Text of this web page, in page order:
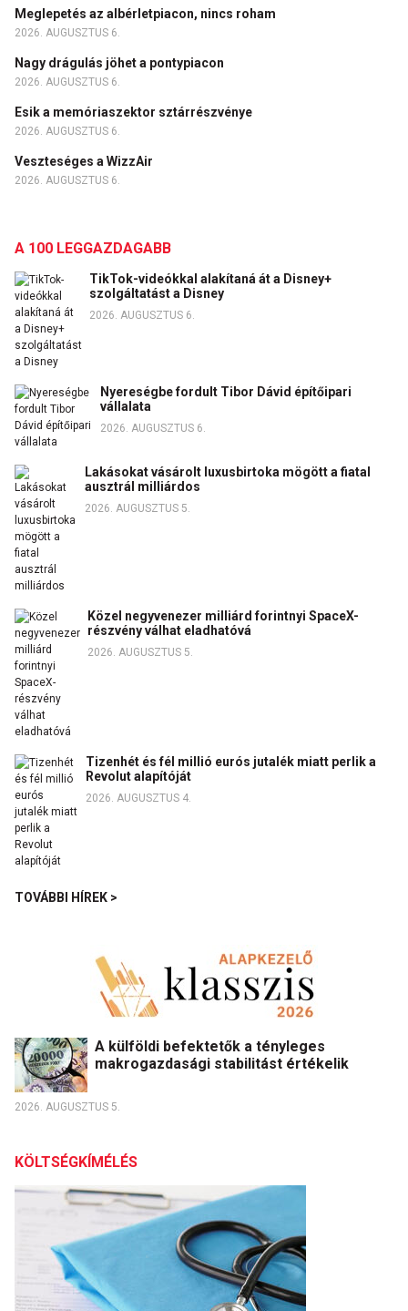
Meglepetés az albérletpiacon, nincs roham
2026. AUGUSZTUS 6.
Nagy drágulás jöhet a pontypiacon
2026. AUGUSZTUS 6.
Esik a memóriaszektor sztárrészvénye
2026. AUGUSZTUS 6.
Veszteséges a WizzAir
2026. AUGUSZTUS 6.
A 100 LEGGAZDAGABB
TikTok-videókkal alakítaná át a Disney+
szolgáltatást a Disney
2026. AUGUSZTUS 6.
Nyereségbe fordult Tibor Dávid építőipari
vállalata
2026. AUGUSZTUS 6.
Lakásokat vásárolt luxusbirtoka mögött a fiatal
ausztrál milliárdos
2026. AUGUSZTUS 5.
Közel negyvenezer milliárd forintnyi SpaceX-
részvény válhat eladhatóvá
2026. AUGUSZTUS 5.
Tizenhét és fél millió eurós jutalék miatt perlik a
Revolut alapítóját
2026. AUGUSZTUS 4.
TOVÁBBI HÍREK >
A külföldi befektetők a tényleges
makrogazdasági stabilitást értékelik
2026. AUGUSZTUS 5.
KÖLTSÉGKÍMÉLÉS